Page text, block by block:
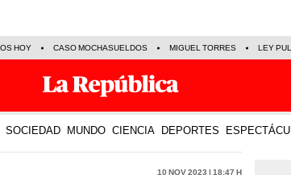
SOCIEDAD MUNDO CIENCIA DEPORTES
10 Nov 2023 | 18:47 h